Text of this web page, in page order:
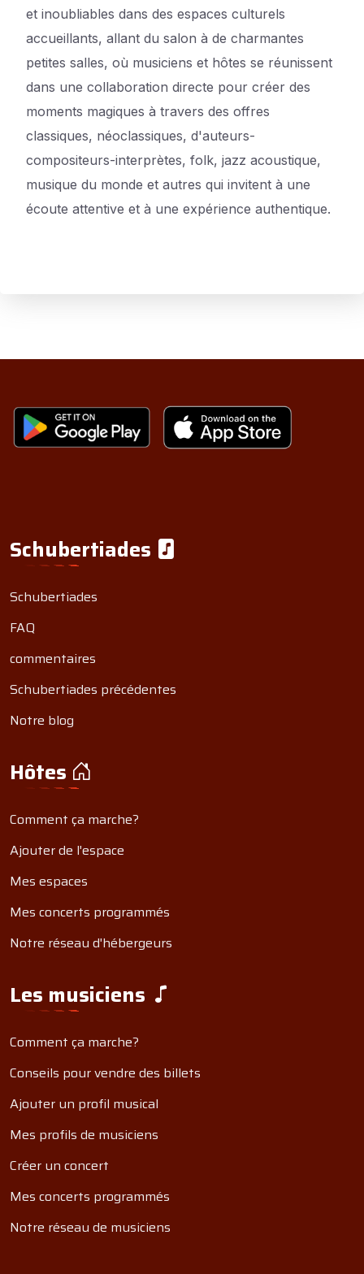
et inoubliables dans des espaces culturels
accueillants, allant du salon à de charmantes
petites salles, où musiciens et hôtes se réunissent
dans une collaboration directe pour créer des
moments magiques à travers des offres
classiques, néoclassiques, d'auteurs-
compositeurs-interprètes, folk, jazz acoustique,
musique du monde et autres qui invitent à une
écoute attentive et à une expérience authentique.
Schubertiades
Schubertiades
FAQ
commentaires
Schubertiades précédentes
Notre blog
Hôtes
Comment ça marche?
Ajouter de l'espace
Mes espaces
Mes concerts programmés
Notre réseau d'hébergeurs
Les musiciens
Comment ça marche?
Conseils pour vendre des billets
Ajouter un profil musical
Mes profils de musiciens
Créer un concert
Mes concerts programmés
Notre réseau de musiciens